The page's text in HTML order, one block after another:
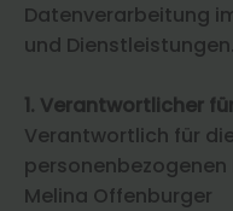
Datenverarbeitung
und Dienstleistungen.
1. Verantwortlicher
Verantwortlich für
Melina Offenburger